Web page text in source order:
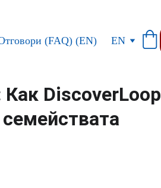
(FAQ) (EN) EN
DiscoverLoop